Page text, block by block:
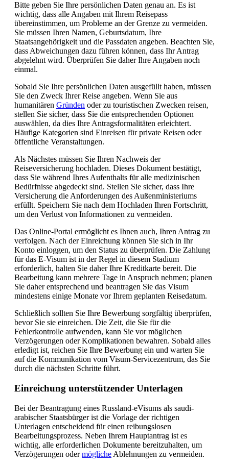
Bitte geben Sie Ihre persönlichen Daten genau an. Es ist
wichtig, dass alle Angaben mit Ihrem Reisepass
übereinstimmen, um Probleme an der Grenze zu vermeiden.
Sie müssen Ihren Namen, Geburtsdatum, Ihre
Staatsangehörigkeit und die Passdaten angeben. Beachten Sie,
dass Abweichungen dazu führen können, dass Ihr Antrag
abgelehnt wird. Überprüfen Sie daher Ihre Angaben noch
einmal.
Sobald Sie Ihre persönlichen Daten ausgefüllt haben, müssen
Sie den Zweck Ihrer Reise angeben. Wenn Sie aus
humanitären Gründen oder zu touristischen Zwecken reisen,
stellen Sie sicher, dass Sie die entsprechenden Optionen
auswählen, da dies Ihre Antragsformalitäten erleichtert.
Häufige Kategorien sind Einreisen für private Reisen oder
öffentliche Veranstaltungen.
Als Nächstes müssen Sie Ihren Nachweis der
Reiseversicherung hochladen. Dieses Dokument bestätigt,
dass Sie während Ihres Aufenthalts für alle medizinischen
Bedürfnisse abgedeckt sind. Stellen Sie sicher, dass Ihre
Versicherung die Anforderungen des Außenministeriums
erfüllt. Speichern Sie nach dem Hochladen Ihren Fortschritt,
um den Verlust von Informationen zu vermeiden.
Das Online-Portal ermöglicht es Ihnen auch, Ihren Antrag zu
verfolgen. Nach der Einreichung können Sie sich in Ihr
Konto einloggen, um den Status zu überprüfen. Die Zahlung
für das E-Visum ist in der Regel in diesem Stadium
erforderlich, halten Sie daher Ihre Kreditkarte bereit. Die
Bearbeitung kann mehrere Tage in Anspruch nehmen; planen
Sie daher entsprechend und beantragen Sie das Visum
mindestens einige Monate vor Ihrem geplanten Reisedatum.
Schließlich sollten Sie Ihre Bewerbung sorgfältig überprüfen,
bevor Sie sie einreichen. Die Zeit, die Sie für die
Fehlerkontrolle aufwenden, kann Sie vor möglichen
Verzögerungen oder Komplikationen bewahren. Sobald alles
erledigt ist, reichen Sie Ihre Bewerbung ein und warten Sie
auf die Kommunikation vom Visum-Servicezentrum, das Sie
durch die nächsten Schritte führt.
Einreichung unterstützender Unterlagen
Bei der Beantragung eines Russland-eVisums als saudi-
arabischer Staatsbürger ist die Vorlage der richtigen
Unterlagen entscheidend für einen reibungslosen
Bearbeitungsprozess. Neben Ihrem Hauptantrag ist es
wichtig, alle erforderlichen Dokumente bereitzuhalten, um
Verzögerungen odermögliche Ablehnungen zu vermeiden.